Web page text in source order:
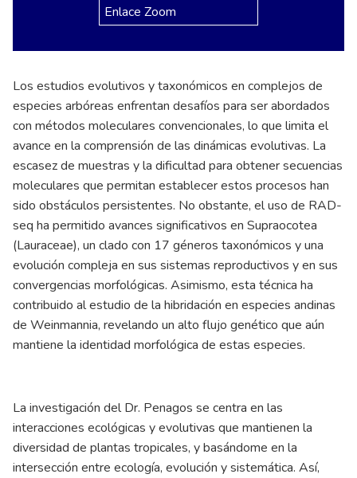
Enlace Zoom
Los estudios evolutivos y taxonómicos en complejos de
especies arbóreas enfrentan desafíos para ser abordados
con métodos moleculares convencionales, lo que limita el
avance en la comprensión de las dinámicas evolutivas. La
escasez de muestras y la dificultad para obtener secuencias
moleculares que permitan establecer estos procesos han
sido obstáculos persistentes. No obstante, el uso de RAD-
seq ha permitido avances significativos en Supraocotea
(Lauraceae), un clado con 17 géneros taxonómicos y una
evolución compleja en sus sistemas reproductivos y en sus
convergencias morfológicas. Asimismo, esta técnica ha
contribuido al estudio de la hibridación en especies andinas
de Weinmannia, revelando un alto flujo genético que aún
mantiene la identidad morfológica de estas especies.
La investigación del Dr. Penagos se centra en las
interacciones ecológicas y evolutivas que mantienen la
diversidad de plantas tropicales, y basándome en la
intersección entre ecología, evolución y sistemática. Así,